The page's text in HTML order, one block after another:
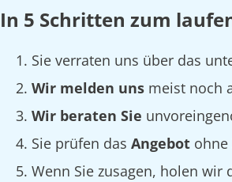
In 5 Schritten zum
Sie verraten uns über das
Wir melden uns meist noch
Wir beraten Sie
Sie prüfen das Angebot ohne
Wenn Sie zusagen, holen